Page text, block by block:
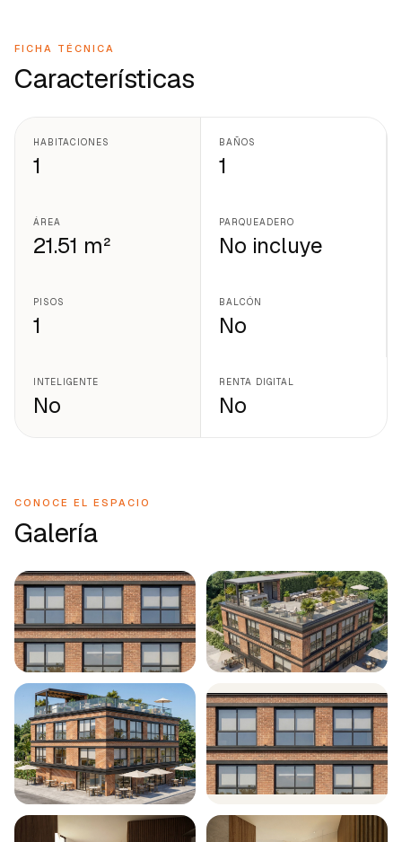
FICHA TÉCNICA
Características
HABITACIONES
1
BAÑOS
1
ÁREA
21.51 m²
PARQUEADERO
No incluye
PISOS
1
BALCÓN
No
INTELIGENTE
No
RENTA DIGITAL
No
CONOCE EL ESPACIO
Galería